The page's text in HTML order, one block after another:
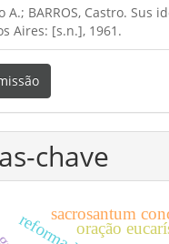
A.; BARROS, Castro. Sus
Aires: [s.n.], 1961.
chave
sacrosantum
oração